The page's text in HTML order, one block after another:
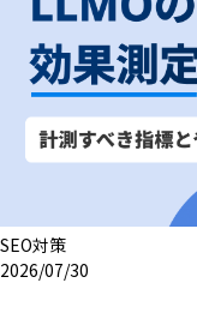
SEO対策
2026/07/30